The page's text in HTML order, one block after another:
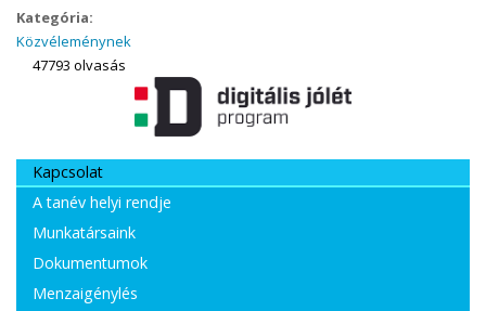
Kategória:
Közvéleménynek
47793 olvasás
Kapcsolat
A tanév helyi rendje
Munkatársaink
Dokumentumok
Menzaigénylés